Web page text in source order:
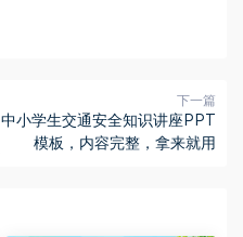
下一篇
中小学生交通安全知识讲座PPT
模板，内容完整，拿来就用